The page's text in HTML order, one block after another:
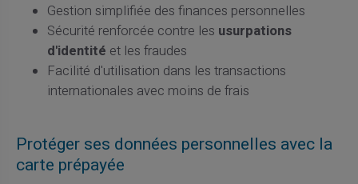
Gestion simplifiée des finances personnelles
Sécurité renforcée contre les usurpations
d'identité et les fraudes
Facilité d'utilisation dans les transactions
internationales avec moins de frais
Protéger ses données personnelles avec la
carte prépayée